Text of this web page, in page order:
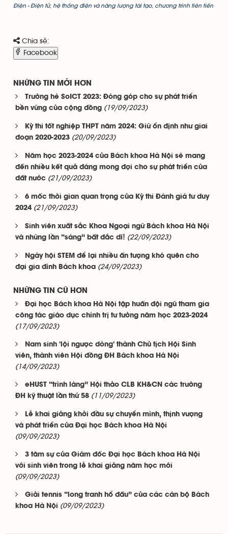
Điện - Điện tử, hệ thống điện và năng lượng tái tạo, chương trình tiên tiến
Chia sẻ:
Facebook
NHỮNG TIN MỚI HƠN
Trường hè SoICT 2023: Đóng góp cho sự phát triển
bền vững của cộng đồng (19/09/2023)
Kỳ thi tốt nghiệp THPT năm 2024: Giữ ổn định như giai
đoạn 2020-2023 (20/09/2023)
Năm học 2023-2024 của Bách khoa Hà Nội sẽ mang
đến nhiều kết quả đáng mong đợi cho sự phát triển của
đất nước (21/09/2023)
6 mốc thời gian quan trọng của Kỳ thi Đánh giá tư duy
2024 (21/09/2023)
Sinh viên xuất sắc Khoa Ngoại ngữ Bách khoa Hà Nội
và những lần “sáng” bất đắc dĩ! (22/09/2023)
Ngày hội STEM để lại nhiều ấn tượng khó quên cho
đại gia đình Bách khoa (24/09/2023)
NHỮNG TIN CŨ HƠN
Đại học Bách khoa Hà Nội tập huấn đội ngũ tham gia
công tác giáo dục chính trị tư tưởng năm học 2023-2024
(17/09/2023)
Nam sinh 'lội ngược dòng' thành Chủ tịch Hội Sinh
viên, thành viên Hội đồng ĐH Bách khoa Hà Nội
(14/09/2023)
eHUST “trình làng” Hội thảo CLB KH&CN các trường
ĐH kỹ thuật lần thứ 58 (11/09/2023)
Lễ khai giảng khởi đầu sự chuyển mình, thịnh vượng
và phát triển của Đại học Bách khoa Hà Nội
(09/09/2023)
3 tâm sự của Giám đốc Đại học Bách khoa Hà Nội
với sinh viên trong lễ khai giảng năm học mới
(09/09/2023)
Giải tennis “long tranh hổ đấu” của các cán bộ Bách
khoa Hà Nội (09/09/2023)